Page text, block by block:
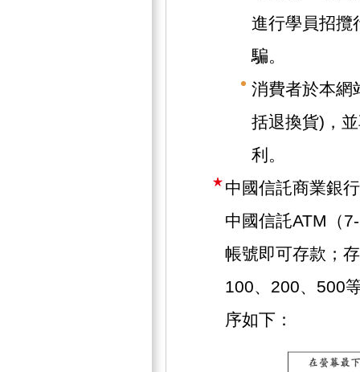
進行學員招攬
騙。
消費者於本網
括退換貨)，
利。
中國信託商業銀
中國信託ATM（
帳號即可存款；
100、200、500
序如下：